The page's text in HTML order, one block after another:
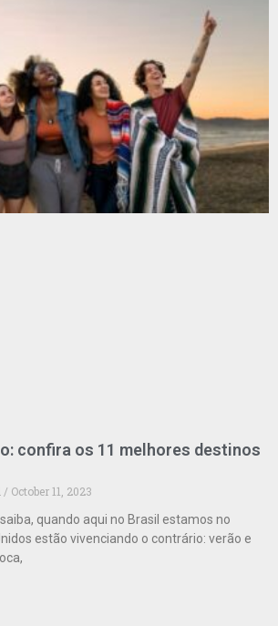
confira os 11 melhores destinos
October 11, 2023
quando aqui no Brasil estamos no
estão vivenciando o contrário: verão e